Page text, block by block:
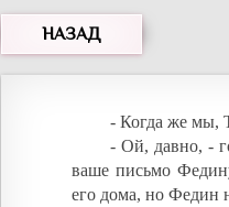
НАЗАД
- Когда же мы,
- Ой, давно, -
ваше письмо
его дома, но Федин